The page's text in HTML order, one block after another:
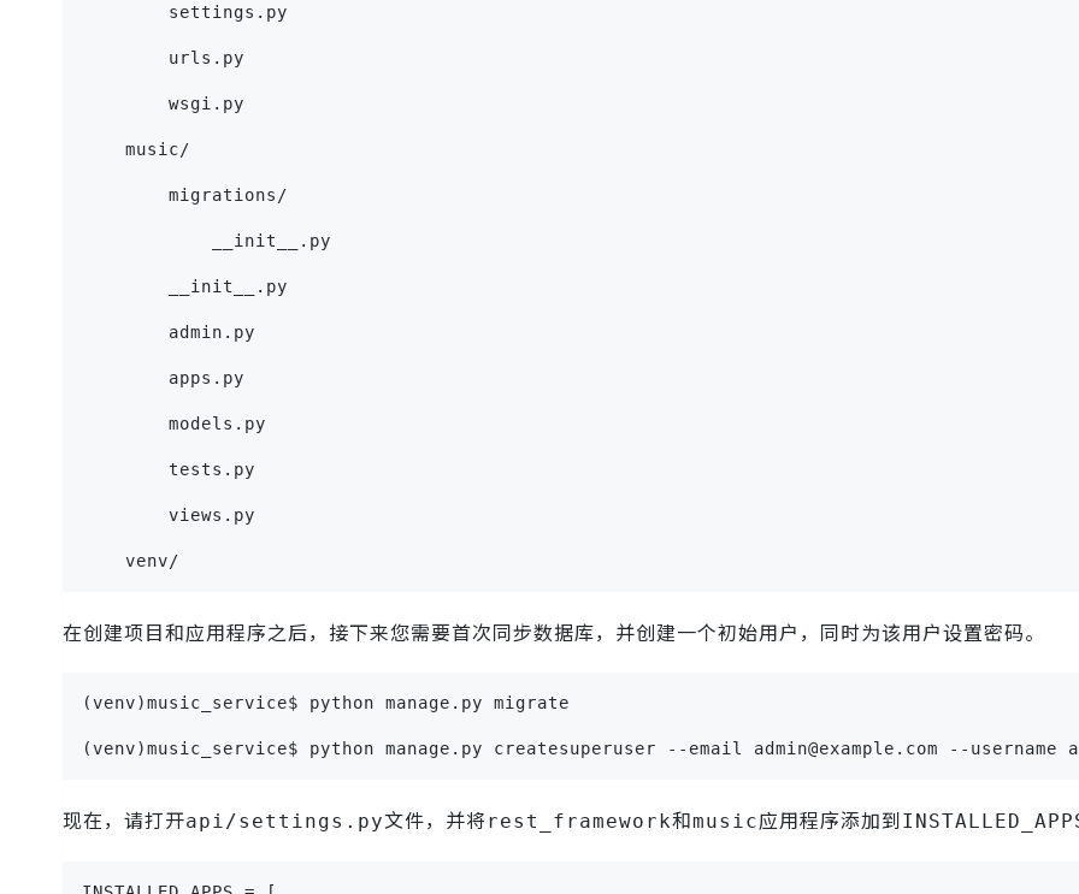
        settings.py
        urls.py
        wsgi.py
    music/
        migrations/
            __init__.py
        __init__.py
        admin.py
        apps.py
        models.py
        tests.py
        views.py
    venv/
在创建项目和应用程序之后，接下来您需要首次同步数据库，并创建一个初始用户，同时为该用户设置密码。
(venv)music_service$ python manage.py migrate
(venv)music_service$ python manage.py createsuperuser --email admin@example.com --username
现在，请打开api/settings.py文件，并将 rest_framework和music应用程序添加到